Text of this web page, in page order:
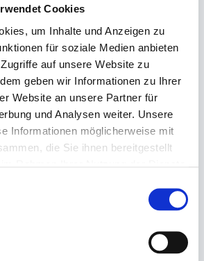
Cookies
um Inhalte und Anzeigen zu
für soziale Medien anbieten
auf unsere Website zu
geben wir Informationen zu Ihrer
Website an unsere Partner für
und Analysen weiter. Unsere
Informationen möglicherweise mit
die Sie ihnen bereitgestellt
rund
Serviette,
Prägeserviette
Zelltuch 1-lagig (weiß)
33x33cm 1/8 Falz (nur für
markenfreie Spender)
Auf Lager. Sofort
In den